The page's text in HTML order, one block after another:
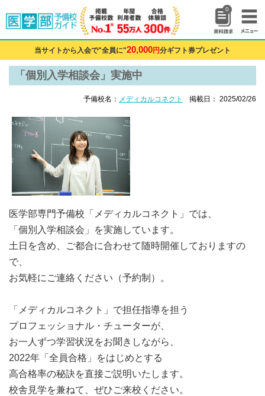
0
当サイトから入会で"全員に"20,000円分ギフト券プレゼント
「個別入学相談会」実施中
予備校名： メディカルコネクト 掲載日： 2025/02/26
医学部専門予備校「メディカルコネクト」では、
「個別入学相談会」を実施しています。
土日を含め、ご都合に合わせて随時開催しておりますの
で、
お気軽にご連絡ください（予約制）。
「メディカルコネクト」で担任指導を担う
プロフェッショナル・チューターが、
お一人ずつ学習状況をお聞きしながら、
2022年「全員合格」をはじめとする
高合格率の秘訣を直接ご説明いたします。
校舎見学を兼ねて、ぜひご来校ください。